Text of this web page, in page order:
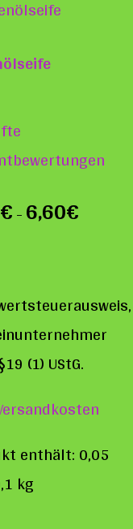
€–6,60€
(1) UStG.
enthält: 0,05
kg